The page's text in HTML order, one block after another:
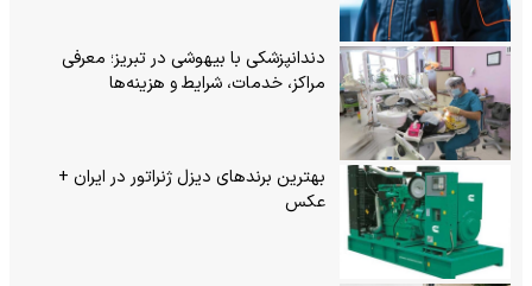
دندانپزشکی با بیهوشی در تبریز؛ معرفی
مراکز، خدمات، شرایط و هزینه‌ها
بهترین برندهای دیزل ژنراتور در ایران +
عکس